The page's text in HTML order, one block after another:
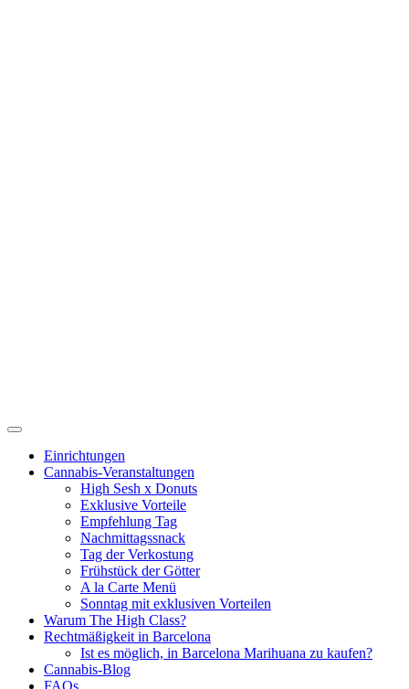
Einrichtungen
Cannabis-Veranstaltungen
High Sesh x Donuts
Exklusive Vorteile
Empfehlung Tag
Nachmittagssnack
Tag der Verkostung
Frühstück der Götter
A la Carte Menü
Sonntag mit exklusiven Vorteilen
Warum The High Class?
Rechtmäßigkeit in Barcelona
Ist es möglich, in Barcelona Marihuana zu kaufen?
Cannabis-Blog
FAQs